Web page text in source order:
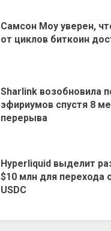
Самсон Моу уверен,
от циклов биткоин
Sharlink возобновила
эфириумов спустя 8
перерыва
Hyperliquid выделит
$10 млн для перехода
USDC